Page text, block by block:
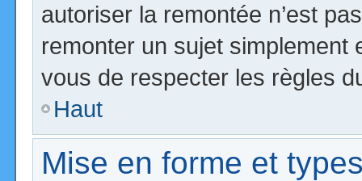
autoriser la remontée n’est
remonter un sujet
vous de respecter les règles
Haut
Mise en forme et